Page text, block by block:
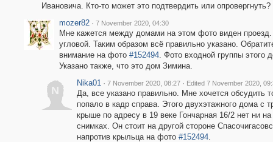
Ивановича. Кто-то может это подтвердить или опровергнуть?
mozer82 · 7 November 2020, 04:30
Мне кажется между домами на этом фото виден
угловой. Таким образом всё правильно указано.
внимание на фото #152494. Фото входной группы этого
Указано также, что это дом Зимина.
N
Nika01 · 7 November 2020, 08:27 · Edited 7 November 2020,
Да, все указано правильно. Мне хочется обсудить
попало в кадр справа. Этого двухэтажного дома с
крыше по адресу в 19 веке Гончарная 16/2 нет ни
снимках. Он стоит на другой стороне
напротив крыльца на фото #152494.